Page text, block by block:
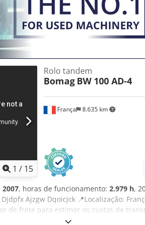
1 / 15
França 8.635 km
Rolo tandem
Bomag BW 100 AD-4
2007, horas de funcionamento: 2.979 h,
Ajzgw Dqoicjck 📍Localização:
de frete para estimar os custos de
na entrega disponível por uma taxa